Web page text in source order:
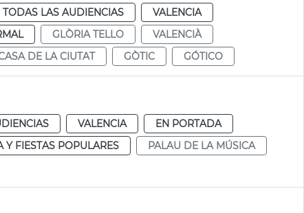
TODAS LAS AUDIENCIAS
VALENCIA
GLÒRIA TELLO
VALENCIÀ
DE LA CIUTAT GÒTIC GÓTICO
VALENCIA
EN PORTADA
Y FIESTAS POPULARES
PALAU DE LA MÚSICA